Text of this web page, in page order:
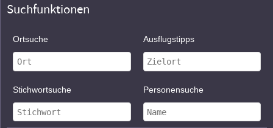
Suchfunktionen
Ortsuche Ausflugstipps
Stichwortsuche Personensuche